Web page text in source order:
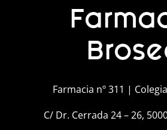
Farmacia nº 311 |
C/ Dr. Cerrada 24 – 26,